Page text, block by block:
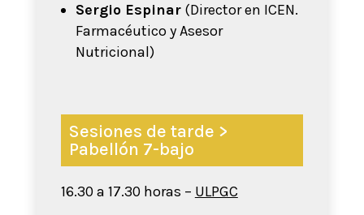
Sergio Espinar(Director en ICEN.
Farmacéutico y Asesor
Nutricional)
Sesiones de tarde >
Pabellón 7-bajo
16.30 a 17.30 horas – ULPGC